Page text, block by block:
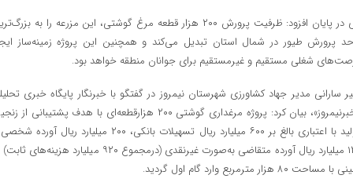
وی در پایان افزود: ظرفیت پرورش ۲۰۰ هزار قطعه مرغ گوشتی، این مزرعه را به
پرورش طیور در شمال استان تبدیل می‌کند و همچنین این پروژه زمینه‌ساز
شغلی مستقیم و غیرمستقیم برای جوانان منطقه خواهد بود.
سارانی مدیر جهاد کشاورزی شهرستان نیمروز در گفتگو با خبرنگار پایگاه خبری
«خبرنیمروز»، بیان کرد: پروژه مرغداری گوشتی ۲۰۰ هزارقطعه‌ای با هدف پشتیبانی از
تولید با اعتباری بالغ بر ۶۰۰ میلیارد ریال تسهیلات بانکی، ۲۰۰ میلیارد ریال
۱۲۰ میلیارد ریال آورده متقاضی به‌صورت غیرنقدی (درمجموع ۹۲۰ میلیارد
مساحت ۸۰ هزار مترمربع وارد گام اول گردید.